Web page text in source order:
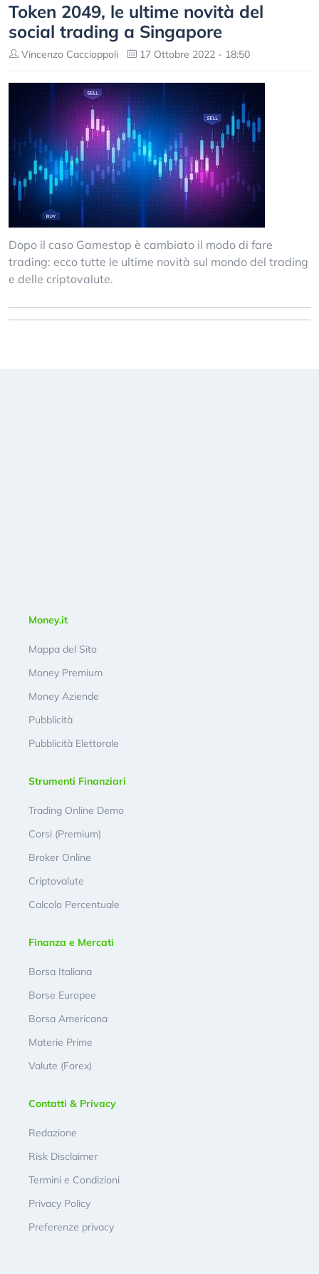
Token 2049, le ultime novità del
social trading a Singapore
Vincenzo Caccioppoli 17 Ottobre 2022 - 18:50
Dopo il caso Gamestop è cambiato il modo di fare
trading: ecco tutte le ultime novità sul mondo del trading
e delle criptovalute.
Money.it
Mappa del Sito
Money Premium
Money Aziende
Pubblicità
Pubblicità Elettorale
Strumenti Finanziari
Trading Online Demo
Corsi (Premium)
Broker Online
Criptovalute
Calcolo Percentuale
Finanza e Mercati
Borsa Italiana
Borse Europee
Borsa Americana
Materie Prime
Valute (Forex)
Contatti & Privacy
Redazione
Risk Disclaimer
Termini e Condizioni
Privacy Policy
Preferenze privacy